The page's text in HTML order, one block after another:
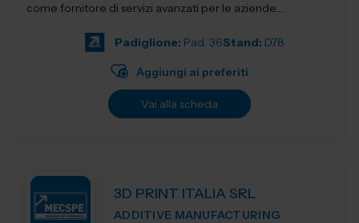
come fornitore di servizi avanzati per le aziende.
Padiglione: Pad. 36Stand: D78
Aggiungi ai preferiti
Vai alla scheda
3D PRINT ITALIA SRL
ADDITIVE MANUFACTURING